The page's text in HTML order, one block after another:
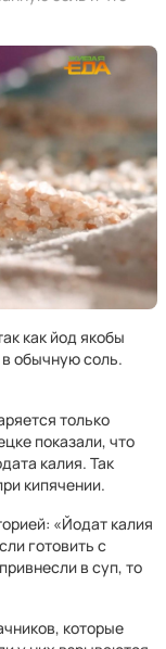
как йод якобы
обычную соль.
только
показали, что
калия. Так
кипячении.
«Йодат калия
готовить с
в суп, то
которые